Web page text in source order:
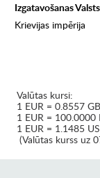
Izgatavošanas
Krievijas impērija
Valūtas kursi:
1 EUR = 0.8557
1 EUR = 100.0000
1 EUR = 1.1485
(Valūtas kurss uz